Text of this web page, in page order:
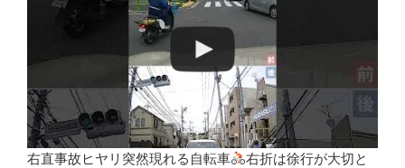
右直事故ヒヤリ突然現れる自転車
右折は徐行が大切と